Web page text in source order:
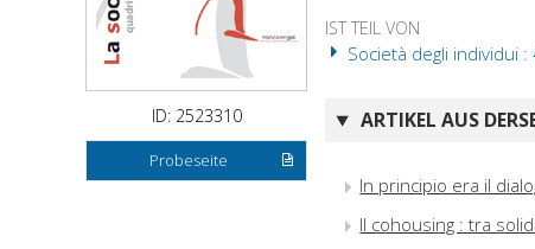
ID: 2523310
Probeseite
IST TEIL VON
Società degli individui
ARTIKEL AUS
In principio era il
Il cohousing : tra